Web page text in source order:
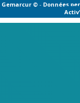
Gemarcur © - Données